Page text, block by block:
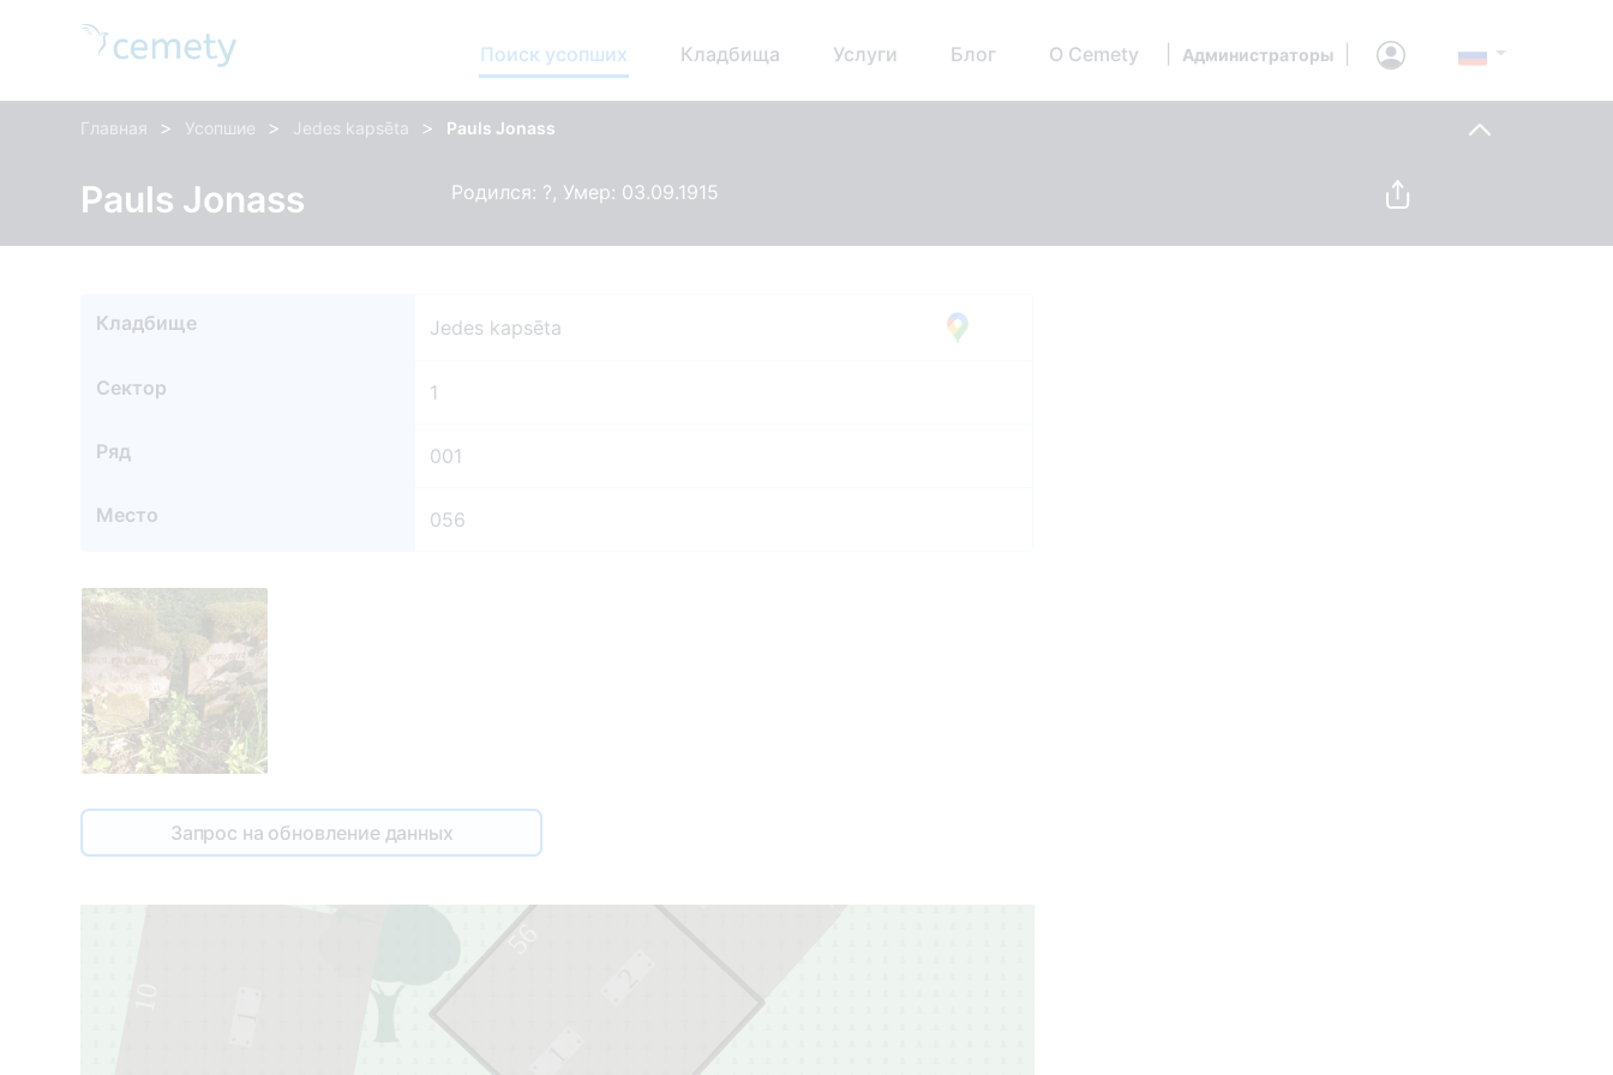
Поиск усопших Кладбища Услуги Блог О Cemety Администраторы
Главная > Усопшие > Jedes kapsēta > Pauls Jonass
Pauls Jonass Родился: ?, Умер: 03.09.1915
Кладбище Jedes kapsēta
Сектор 1
Ряд 001
Место 056
Запрос на обновление данных
9
56